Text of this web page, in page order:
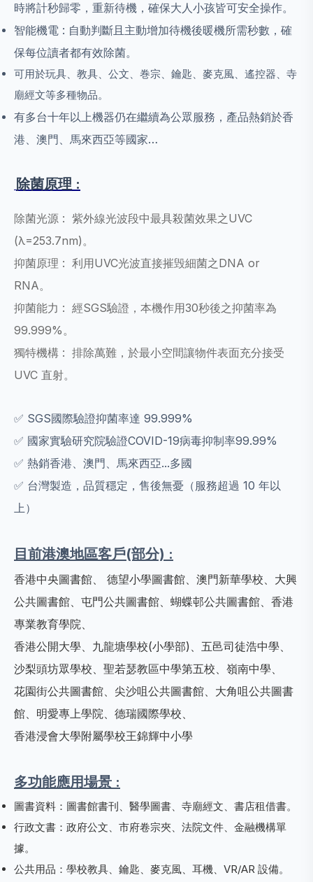
時將計秒歸零，重新待機，確保大人小孩皆可安全操作。
智能機電 : 自動判斷且主動增加待機後暖機所需秒數，確
保每位讀者都有效除菌。
可用於玩具、教具、公文、巻宗、鑰匙、麥克風、遙控器、寺
廟經文等多種物品。
有多台十年以上機器仍在繼續為公眾服務，產品熱銷於香
港、澳門、馬來西亞等國家…
除菌原理 :
除菌光源 : 紫外線光波段中最具殺菌效果之UVC
(λ=253.7nm)。
抑菌原理 : 利用UVC光波直接摧毁細菌之DNA or
RNA。
抑菌能力 : 經SGS驗證，本機作用30秒後之抑菌率為
99.999%。
獨特機構 : 排除萬難，於最小空間讓物件表面充分接受
UVC 直射。
✅ SGS國際驗證抑菌率達 99.999%
✅ 國家實驗研究院驗證COVID-19病毒抑制率99.99%
✅ 熱銷香港、澳門、馬來西亞...多國
✅ 台灣製造，品質穩定，售後無憂（服務超過 10 年以
上）
目前港澳地區客戶(部分) :
香港中央圖書館、 德望小學圖書館、澳門新華學校、大興
公共圖書館、屯門公共圖書館、蝴蝶邨公共圖書館、香港
專業教育學院、
香港公開大學、九龍塘學校(小學部)、五邑司徒浩中學、
沙梨頭坊眾學校、聖若瑟教區中學第五校、嶺南中學、
花園街公共圖書館、尖沙咀公共圖書館、大角咀公共圖書
館、明愛專上學院、德瑞國際學校、
香港浸會大學附屬學校王錦輝中小學
多功能應用場景 :
圖書資料：圖書館書刊、醫學圖書、寺廟經文、書店租借書。
行政文書：政府公文、市府卷宗夾、法院文件、金融機構單
據。
公共用品：學校教具、鑰匙、麥克風、耳機、VR/AR 設備。